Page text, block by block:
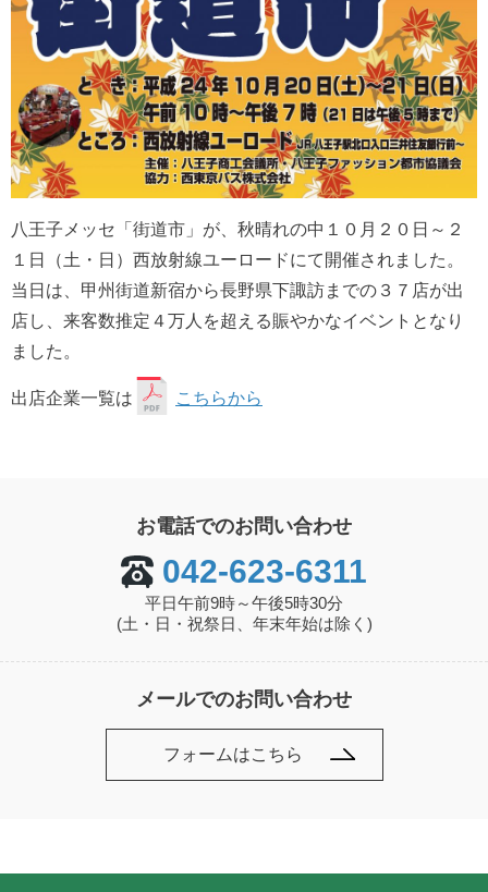
八王子メッセ「街道市」が、秋晴れの中１０月２０日～２
１日（土・日）西放射線ユーロードにて開催されました。
当日は、甲州街道新宿から長野県下諏訪までの３７店が出
店し、来客数推定４万人を超える賑やかなイベントとなり
ました。
出店企業一覧は こちらから
お電話でのお問い合わせ
042-623-6311
平日午前9時～午後5時30分
(土・日・祝祭日、年末年始は除く)
メールでのお問い合わせ
フォームはこちら